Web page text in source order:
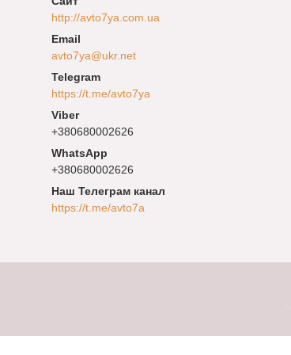
http://avto7ya.com.ua
avto7ya@ukr.net
https://t.me/avto7ya
+380680002626
+380680002626
Наш Телеграм канал
https://t.me/avto7a